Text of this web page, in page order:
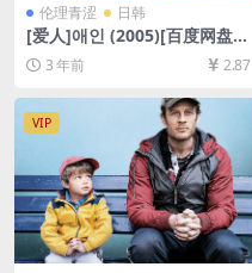
伦理青涩 日韩
[爱人]애인 (2005)[百度网盘
+迅雷云盘资源1080P超清未
删减][MP4/5.6GB][韩语中字]
3 年前 2.87
VIP